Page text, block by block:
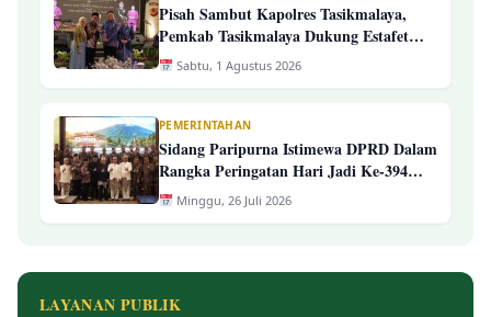
Pisah Sambut Kapolres Tasikmalaya,
Pemkab Tasikmalaya Dukung Estafet
Kepemimpinan Yang Semakin Presisi
Sabtu, 1 Agustus 2026
PEMERINTAHAN
Sidang Paripurna Istimewa DPRD Dalam
Rangka Peringatan Hari Jadi Ke-394
Kab. Tasikmalaya
Minggu, 26 Juli 2026
LAYANAN PUBLIK